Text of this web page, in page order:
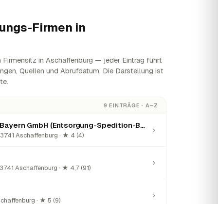
Firmen in
in Aschaffenburg — jeder Eintrag führt
Quellen und Abrufdatum. Die Darstellung ist
9 EINTRÄGE · A–Z
Blasius Schuster Bayern GmbH (Entsorgung-Spedition-Baustoffe)
Aschaffenburg · ★ 4 (4)
›
Aschaffenburg · ★ 4,7 (91)
›
· ★ 5 (9)
›